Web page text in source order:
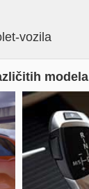
vozila
modela